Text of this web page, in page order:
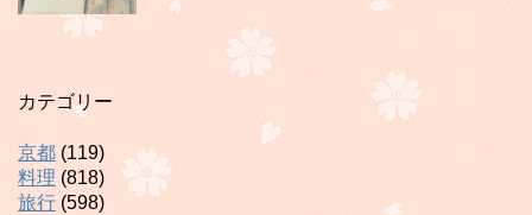
カテゴリー
京都 (119)
料理 (818)
旅行 (598)